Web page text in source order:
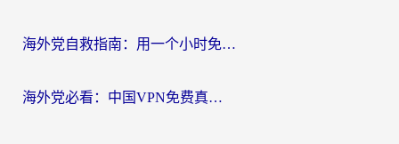
海外党自救指南：用一个小时免费加速器，轻松打破国内资源访问壁垒？
海外党必看：中国VPN免费真的靠谱吗？手把手教你选对回国加速器